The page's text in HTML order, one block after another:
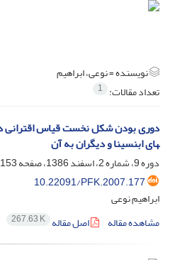
نویسنده =نوعی، ابراهیم
تعداد مقالات: 1
های ابن­سینا و دیگران به آن
دوره 9، شماره 2، اسفند 1386، صفحه
153-188
10.22091/PFK.2007.177
ابراهیم نوعی
مشاهده مقاله
اصل مقاله 267.63 K